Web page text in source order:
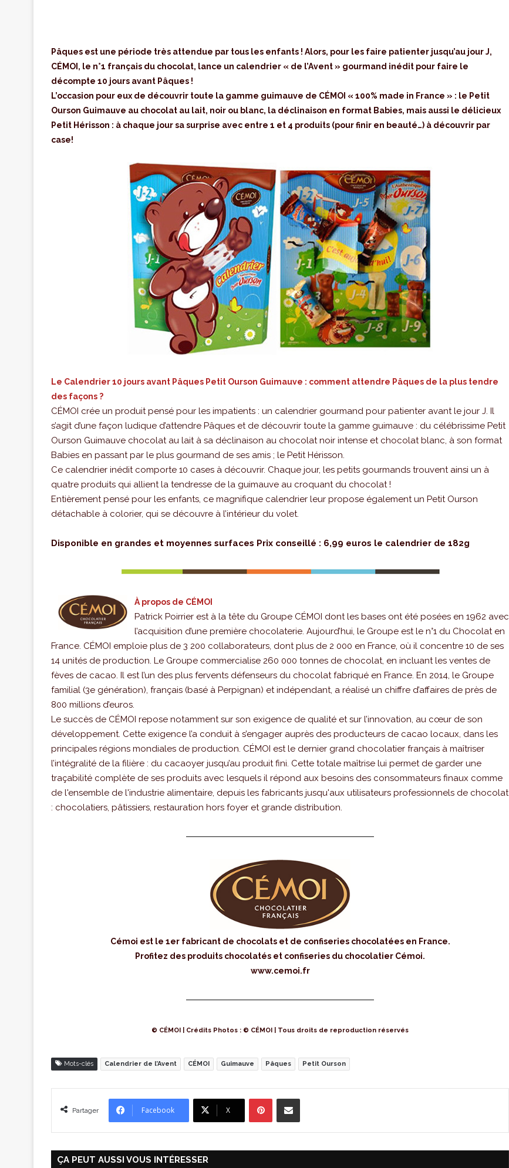
Pâques est une période très attendue par tous les enfants ! Alors, pour les faire patienter jusqu’au jour J,
CÉMOI, le n°1 français du chocolat, lance un calendrier « de l’Avent » gourmand inédit pour faire le
décompte 10 jours avant Pâques !
L’occasion pour eux de découvrir toute la gamme guimauve de CÉMOI « 100% made in France » : le Petit
Ourson Guimauve au chocolat au lait, noir ou blanc, la déclinaison en format Babies, mais aussi le délicieux
Petit Hérisson : à chaque jour sa surprise avec entre 1 et 4 produits (pour finir en beauté…) à découvrir par
case!
Le Calendrier 10 jours avant Pâques Petit Ourson Guimauve : comment attendre Pâques de la plus tendre
des façons ?
CÉMOI crée un produit pensé pour les impatients : un calendrier gourmand pour patienter avant le jour J. Il
s’agit d’une façon ludique d’attendre Pâques et de découvrir toute la gamme guimauve : du célébrissime Petit
Ourson Guimauve chocolat au lait à sa déclinaison au chocolat noir intense et chocolat blanc, à son format
Babies en passant par le plus gourmand de ses amis ; le Petit Hérisson.
Ce calendrier inédit comporte 10 cases à découvrir. Chaque jour, les petits gourmands trouvent ainsi un à
quatre produits qui allient la tendresse de la guimauve au croquant du chocolat !
Entièrement pensé pour les enfants, ce magnifique calendrier leur propose également un Petit Ourson
détachable à colorier, qui se découvre à l’intérieur du volet.
Disponible en grandes et moyennes surfaces Prix conseillé : 6,99 euros le calendrier de 182g
À propos de CÉMOI
Patrick Poirrier est à la tête du Groupe CÉMOI dont les bases ont été posées en 1962 avec
l’acquisition d’une première chocolaterie. Aujourd’hui, le Groupe est le n°1 du Chocolat en
France. CÉMOI emploie plus de 3 200 collaborateurs, dont plus de 2 000 en France, où il concentre 10 de ses
14 unités de production. Le Groupe commercialise 260 000 tonnes de chocolat, en incluant les ventes de
fèves de cacao. Il est l’un des plus fervents défenseurs du chocolat fabriqué en France. En 2014, le Groupe
familial (3e génération), français (basé à Perpignan) et indépendant, a réalisé un chiffre d’affaires de près de
800 millions d’euros.
Le succès de CÉMOI repose notamment sur son exigence de qualité et sur l’innovation, au cœur de son
développement. Cette exigence l’a conduit à s’engager auprès des producteurs de cacao locaux, dans les
principales régions mondiales de production. CÉMOI est le dernier grand chocolatier français à maîtriser
l’intégralité de la filière : du cacaoyer jusqu’au produit fini. Cette totale maîtrise lui permet de garder une
traçabilité complète de ses produits avec lesquels il répond aux besoins des consommateurs finaux comme
de l'ensemble de l'industrie alimentaire, depuis les fabricants jusqu'aux utilisateurs professionnels de chocolat
: chocolatiers, pâtissiers, restauration hors foyer et grande distribution.
Cémoi est le 1er fabricant de chocolats et de confiseries chocolatées en France.
Profitez des produits chocolatés et confiseries du chocolatier Cémoi.
www.cemoi.fr
© CÉMOI | Crédits Photos : © CÉMOI | Tous droits de reproduction réservés
Mots-clés Calendrier de l’Avent CÉMOI Guimauve Pâques Petit Ourson
Partager Facebook X
ÇA PEUT AUSSI VOUS INTÉRESSER